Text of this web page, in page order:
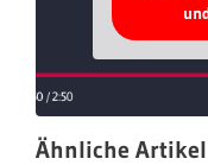
Ähnliche Artikel